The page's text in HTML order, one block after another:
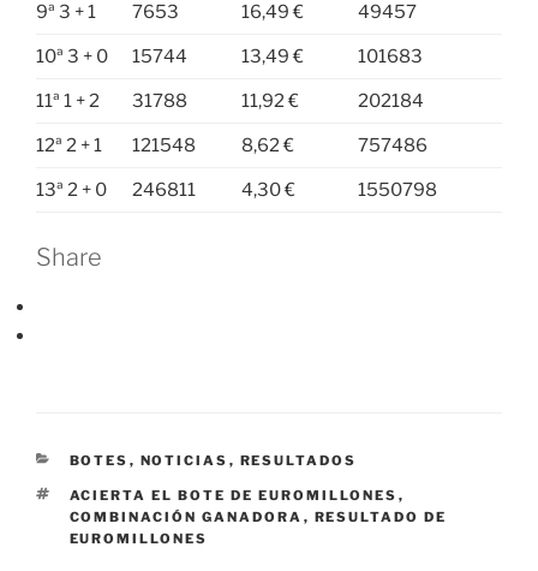
9ª 3 + 1 7653 16,49 € 49457
10ª 3 + 0 15744 13,49 € 101683
11ª 1 + 2 31788 11,92 € 202184
12ª 2 + 1 121548 8,62 € 757486
13ª 2 + 0 246811 4,30 € 1550798
Share
CATEGORÍAS
BOTES , NOTICIAS , RESULTADOS
ETIQUETAS
ACIERTA EL BOTE DE EUROMILLONES ,
COMBINACIÓN GANADORA , RESULTADO DE
EUROMILLONES